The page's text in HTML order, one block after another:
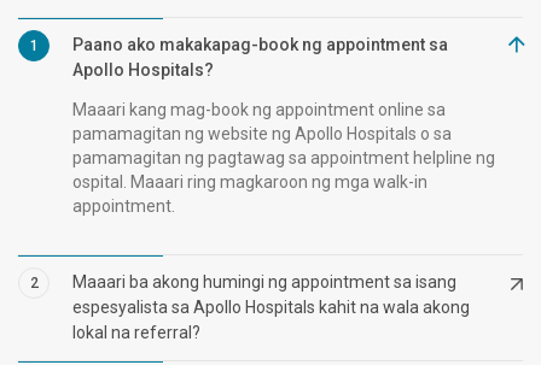
1
Paano ako makakapag-book ng appointment sa
Apollo Hospitals?
Maaari kang mag-book ng appointment online sa
pamamagitan ng website ng Apollo Hospitals o sa
pamamagitan ng pagtawag sa appointment helpline ng
ospital. Maaari ring magkaroon ng mga walk-in
appointment.
2
Maaari ba akong humingi ng appointment sa isang
espesyalista sa Apollo Hospitals kahit na wala akong
lokal na referral?